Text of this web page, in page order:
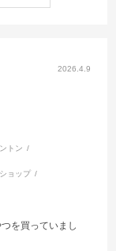
2026.4.9
トン
ョップ
を買っていまし